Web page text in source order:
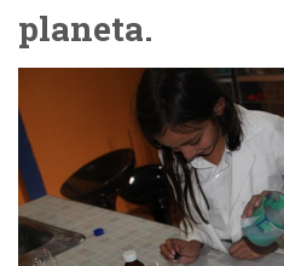
planeta.